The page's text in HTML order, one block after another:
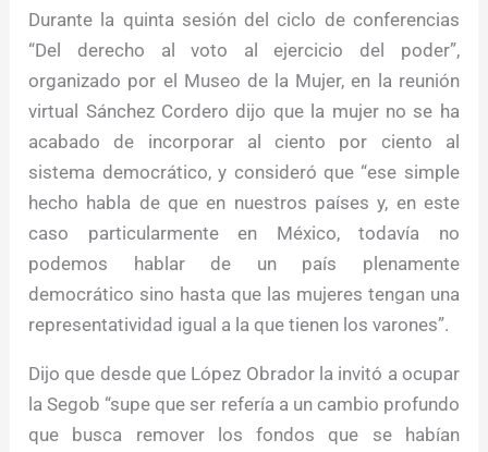
Durante la quinta sesión del ciclo de conferencias
“Del derecho al voto al ejercicio del poder”,
organizado por el Museo de la Mujer, en la reunión
virtual Sánchez Cordero dijo que la mujer no se ha
acabado de incorporar al ciento por ciento al
sistema democrático, y consideró que “ese simple
hecho habla de que en nuestros países y, en este
caso particularmente en México, todavía no
podemos hablar de un país plenamente
democrático sino hasta que las mujeres tengan una
representatividad igual a la que tienen los varones”.
Dijo que desde que López Obrador la invitó a ocupar
la Segob “supe que ser refería a un cambio profundo
que busca remover los fondos que se habían